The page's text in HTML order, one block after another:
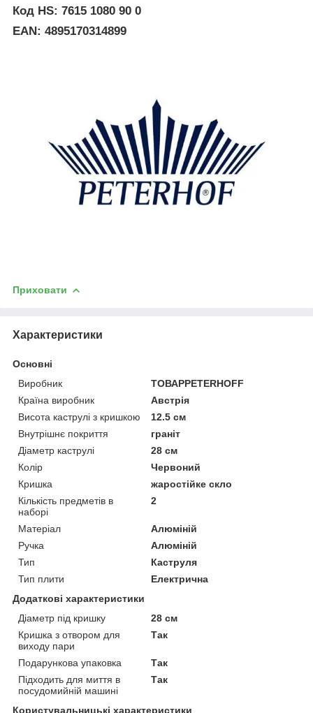
Код HS: 7615 1080 90 0
EAN: 4895170314899
Приховати
Характеристики
Основні
Виробник
ТОВАРPETERHOFF
Країна виробник
Австрія
Висота каструлі з кришкою
12.5 см
Внутрішнє покриття
граніт
Діаметр каструлі
28 см
Колір
Червоний
Кришка
жаростійке скло
Кількість предметів в
наборі
2
Матеріал
Алюміній
Ручка
Алюміній
Тип
Каструля
Тип плити
Електрична
Додаткові характеристики
Діаметр під кришку
28 см
Кришка з отвором для
виходу пари
Так
Подарункова упаковка
Так
Підходить для миття в
посудомийній машині
Так
Користувальницькі характеристики